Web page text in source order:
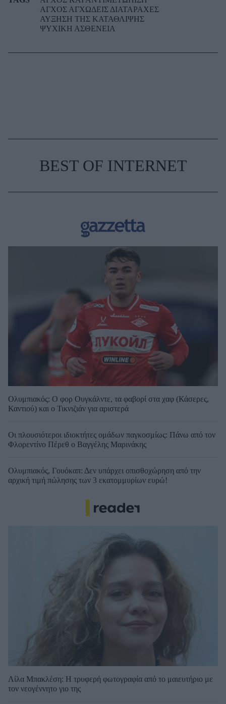
ΑΓΧΟΣ ΑΓΧΩΔΕΙΣ ΔΙΑΤΑΡΑΧΕΣ
ΑΥΞΗΣΗ ΤΗΣ ΚΑΤΑΘΛΙΨΗΣ
ΨΥΧΙΚΗ ΑΣΘΕΝΕΙΑ
BEST OF INTERNET
Ολυμπιακός: Ο φορ Ουγκάλντε, τα φαβορί στα χαφ (Κάσερες,
Καντιού) και ο Τικνιζιάν για αριστερά
Οι πλουσιότεροι ιδιοκτήτες ομάδων παγκοσμίως: Πάνω από τον
Φλορεντίνο Πέρεθ ο Βαγγέλης Μαρινάκης
Ολυμπιακός, Γουόκαπ: Δεν υπάρχει οπισθοχώρηση από την
αρχική τιμή πώλησης των 3 εκατομμυρίων ευρώ!
Λίλα Μπακλέση: Η τρυφερή φωτογραφία από το μαιευτήριο με
τον νεογέννητο γιο της